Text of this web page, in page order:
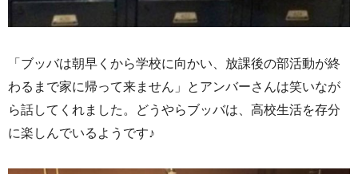
「ブッバは朝早くから学校に向かい、放課後の部活動が終
わるまで家に帰って来ません」とアンバーさんは笑いなが
ら話してくれました。どうやらブッバは、高校生活を存分
に楽しんでいるようです♪